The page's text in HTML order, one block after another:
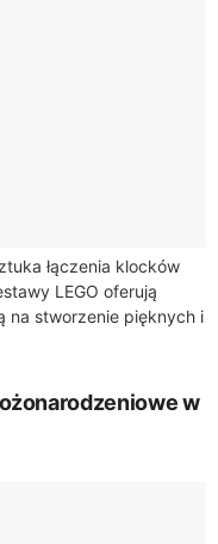
łączenia klocków
LEGO oferują
na stworzenie pięknych i
w